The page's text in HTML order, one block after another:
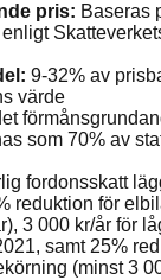
pris: Baseras
9-32% av
värde
som 70% av
fordonsskatt
reduktion för
3 000 kr/år för
samt 25%
(minst 3